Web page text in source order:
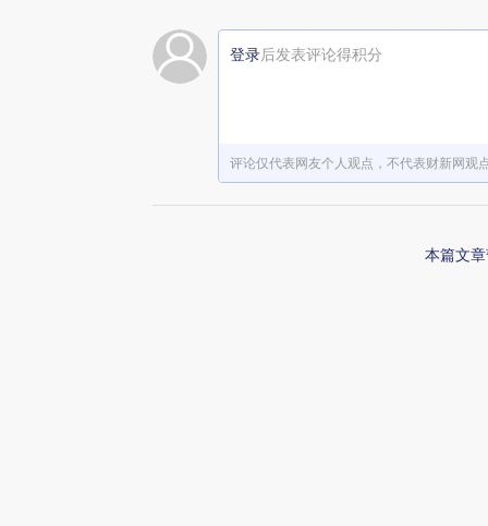
登录后发表评论得积分
评论仅代表网友个人观点，不代表财新网观
本篇文